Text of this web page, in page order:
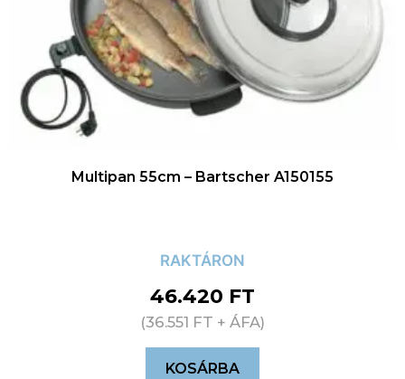
Multipan 55cm – Bartscher A150155
RAKTÁRON
46.420 FT
(36.551 FT + ÁFA)
KOSÁRBA